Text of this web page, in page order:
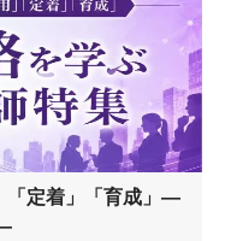
「定着」「育成」―